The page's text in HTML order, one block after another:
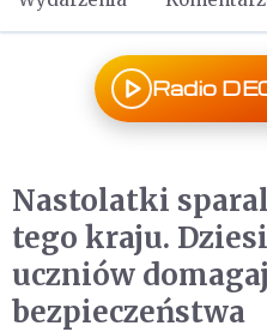
Radio
Nastolatki
tego kraju.
uczniów
bezpieczeństwa